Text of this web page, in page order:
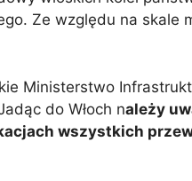
Ze względu na skale
Ministerstwo
do Włoch należy
wszystkich